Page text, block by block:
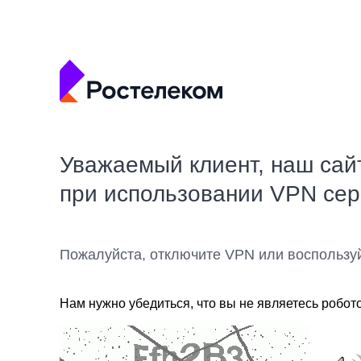
Уважаемый клиент, наш
при использовании VPN
Пожалуйста, отключите VPN или
Нам нужно убедиться, что вы не являетесь